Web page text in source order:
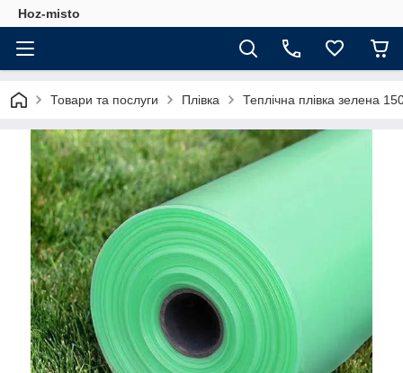
Hoz-misto
Товари та послуги Плівка Теплічна плівка зелена